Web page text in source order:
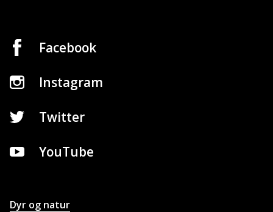
Facebook
Instagram
Twitter
YouTube
Dyr og natur